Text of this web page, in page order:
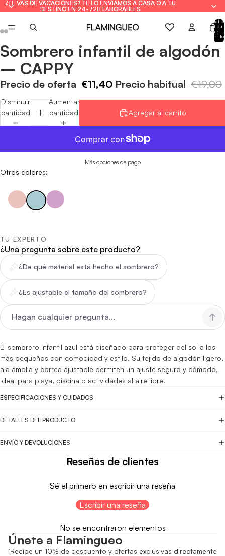
¿TE VAS DE VACACIONES? TE LO ENVIAMOS A CASA O A TU
DESTINO EN 24-72H LABORABLES
¿TE VAS DE VACACIONES? TE LO ENVIAMOS A CASA O A TU
DESTINO EN 24-72H LABORABLES
Total
en el
carrito:
Abrir
imagen
a
pantalla
Abrir
imagen
a
pantalla
Abrir
imagen
a
pantalla
Abrir
imagen
a
pantalla
Abrir
imagen
a
pantalla
Abrir
imagen
a
pantalla
Sombrero infantil de algodón
– CAPPY
Precio de oferta €11,40 Precio habitual €19,00
Disminuir
cantidad
Aumentar
cantidad
Agregar al carrito
Más opciones de pago
Otros colores:
TU EXPERTO
¿Una pregunta sobre este producto?
¿De qué material está hecho el sombrero?
¿Es ajustable el tamaño del sombrero?
El sombrero infantil azul está diseñado para proteger del sol a los
más pequeños con comodidad y estilo. Su tejido de algodón ligero,
ala amplia y correa ajustable permiten un ajuste seguro y cómodo,
ideal para playa, piscina o actividades al aire libre.
ESPECIFICACIONES Y CUIDADOS
DETALLES DEL PRODUCTO
ENVÍO Y DEVOLUCIONES
Reseñas de clientes
Sé el primero en escribir una reseña
Escribir una reseña
No se encontraron elementos
Únete a Flamingueo
¡Recibe un 10% de descuento y ofertas exclusivas directamente